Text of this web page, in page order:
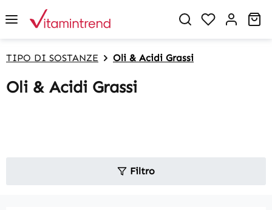
content You have 0
TIPO DI SOSTANZE Oli & Acidi Grassi
Oli & Acidi Grassi
Filtro